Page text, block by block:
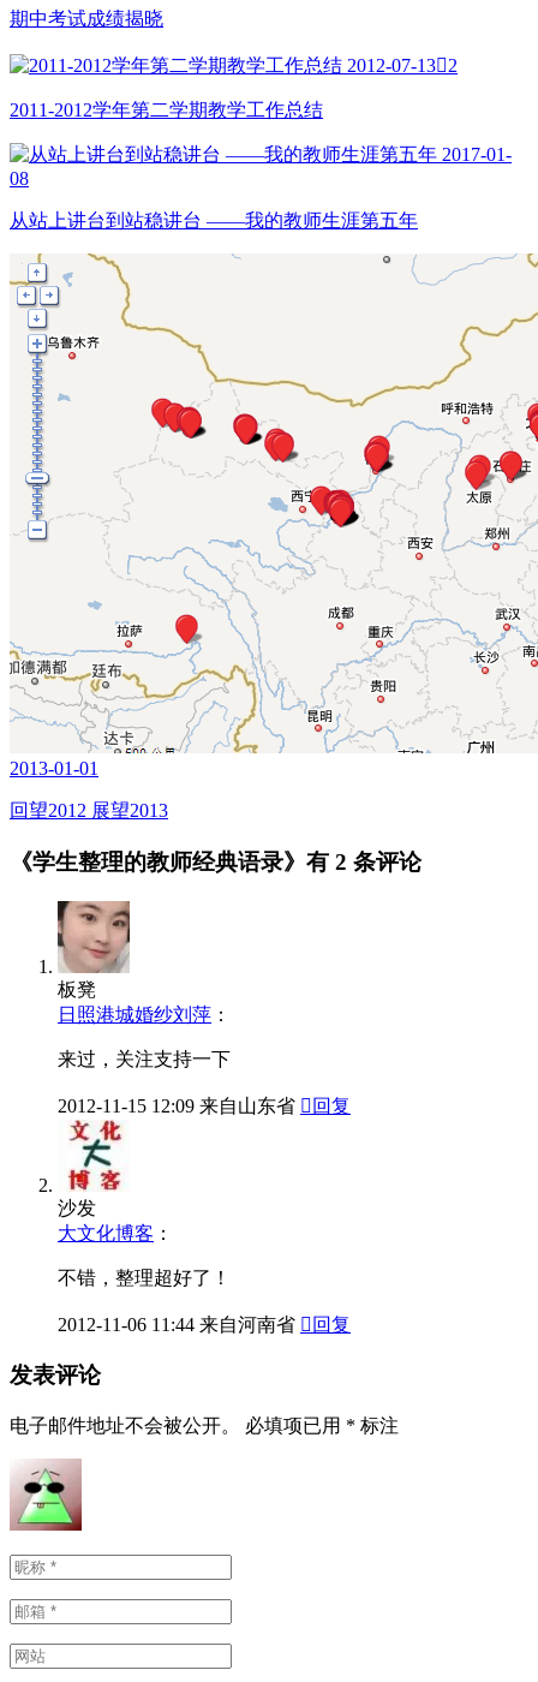
期中考试成绩揭晓
2012-07-132
2011-2012学年第二学期教学工作总结
2017-01-
08
从站上讲台到站稳讲台 ——我的教师生涯第五年
2013-01-01
回望2012 展望2013
《学生整理的教师经典语录》有 2 条评论
板凳
日照港城婚纱刘萍 ：
来过，关注支持一下
2012-11-15 12:09 来自山东省  回复
沙发
大文化博客 ：
不错，整理超好了！
2012-11-06 11:44 来自河南省  回复
发表评论
电子邮件地址不会被公开。 必填项已用 * 标注